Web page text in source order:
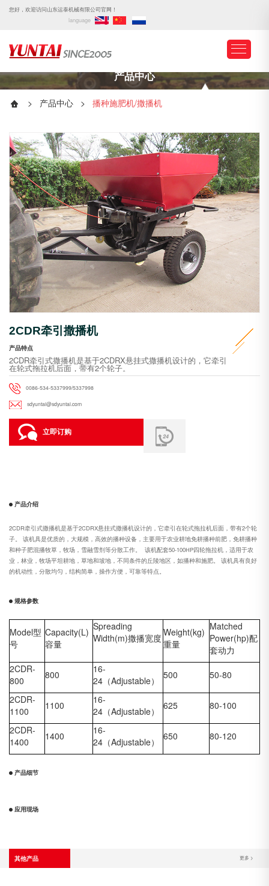
您好，欢迎访问山东运泰机械有限公司官网！
language
产品中心
> 产品中心 > 播种施肥机/撒播机
2CDR牵引撒播机
产品特点
2CDR牵引式撒播机是基于2CDRX悬挂式撒播机设计的，它牵引
在轮式拖拉机后面，带有2个轮子。
0086-534-5337999/5337998
sdyuntai@sdyuntai.com
立即订购
产品介绍
2CDR牵引式撒播机是基于2CDRX悬挂式撒播机设计的，它牵引在轮式拖拉机后面，带有2个轮
子。 该机具是优质的，大规模，高效的播种设备，主要用于农业耕地免耕播种前肥，免耕播种
和种子肥混播牧草，牧场，雪融雪剂等分散工作。 该机配套50-100HP四轮拖拉机，适用于农
业，林业，牧场平坦耕地，草地和坡地，不同条件的丘陵地区，如播种和施肥。 该机具有良好
的机动性，分散均匀，结构简单，操作方便，可靠等特点。
规格参数
Model型
号
Capacity(L)
容量
Spreading
Width(m)撒播宽度Weight(kg)
重量
Matched
Power(hp)配
套动力
2CDR-
800
800
16-
24 （Adjustable） 500 50-80
2CDR-
1100
1100
16-
24 （Adjustable） 625 80-100
2CDR-
1400
1400
16-
24 （Adjustable） 650 80-120
产品细节
应用现场
其他产品 更多 >